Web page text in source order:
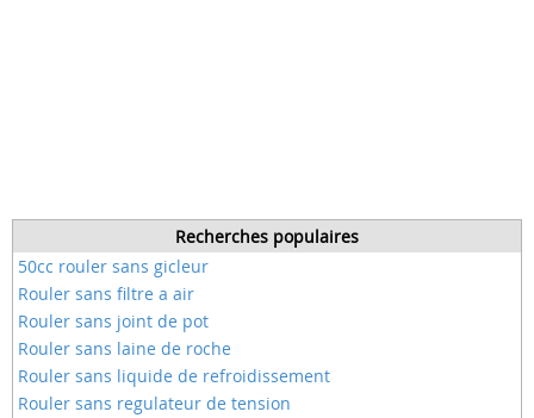
Recherches populaires
50cc rouler sans gicleur
Rouler sans filtre a air
Rouler sans joint de pot
Rouler sans laine de roche
Rouler sans liquide de refroidissement
Rouler sans regulateur de tension